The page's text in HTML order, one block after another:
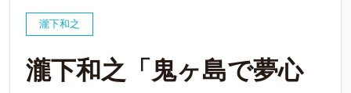
瀧下和之
瀧下和之「鬼ヶ島で夢心